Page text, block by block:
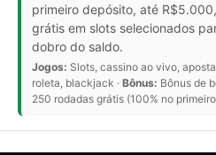
primeiro depósito, até
grátis em slots selecionados
dobro do saldo.
Jogos: Slots, cassino ao vivo,
roleta, blackjack · Bônus: Bônus de
250 rodadas grátis (100% no